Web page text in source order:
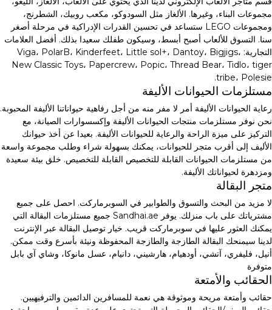
مجموعات البناء، وغيرها. الألغاز مثل السودوكو، مكعب روبيك، الشطرنج،
ومجموعات LEGO ستساعد في تحسين القدرات الإدراكية في مرحلة أصغر
سنا. التسوق للألعاب أصبح أبسط، وسيكون طفلك سعيدا بذلك. أفضل العلامات
التجارية: Viga، PolarB، Kinderfeet، Little sol+، Dantoy، Bigjigs،
New Classic Toys، Papercrew، Popic، Thread Bear، Tidlo، tiger
tribe، Polesie.
مستلزمات الحيوانات الأليفة
رعاية الحيوانات الأليفة أمر لا مفر منه من أجل رفاهية حيواناتنا الأليفة المحبوبة.
نحن نوفر مستلزمات منتجات الحيوانات الأليفة وإكسسوارات الصيانة، مع
التركيز على ميزة الراحة والرعاية للحيوانات الأليفة. بعيدا عن أخذ حيوانك
الأليف إلى أقرب متجر للحيوانات، يمكنك بسهولة شراء وطلب مجموعة واسعة
من مستلزمات الحيوانات القابلة للتخصيص القابلة للتخصيص. خلق بيئة سعيدة
ومزدهرة لحيواناتك الأليفة.
متجر البقالة
لا مزيد من البحث والتسوق والطوابير في السوبرماركت. احصل على جميع
مشترياتك على باب منزلك. يوفر Sandhai.ae جميع مستلزمات البقالة التي
يمكنك العثور عليها في سوبرماركت قريب. خيار توصيل البقالة عبر الإنترنت
لدينا سيمنحك البقالة الطازجة والطازجة المحفوظة ونيئة بأسرع وقت ممكن.
أنيل، فليفري، آتشي، أودهيام، هارشيني، دانيام، عسل مانوكا، وشاي آي بابل
متوفرة
الحقائب والأمتعة
حقائب وأمتعة مريحة وموثوقة هي نعمة للمسافرين الدائمين والترفيهيين.